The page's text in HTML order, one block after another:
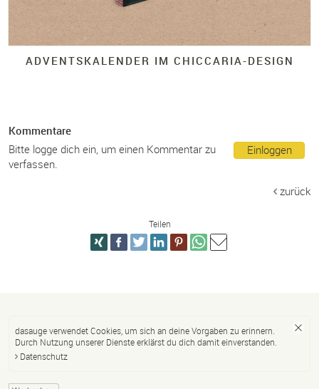
ADVENTSKALENDER IM CHICCARIA-DESIGN
Kommentare
Einloggen
Bitte logge dich ein, um einen Kommentar zu
verfassen.
zurück
Teilen
dasauge verwendet Cookies, um sich an deine Vorgaben zu erinnern.
Durch Nutzung unserer Dienste erklärst du dich damit einverstanden.
Datenschutz